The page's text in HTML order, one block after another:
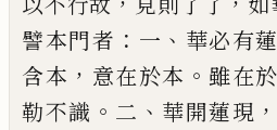
譬本門者 ： 一 、 華必有蓮
含本 ， 意在於本 。雖在
勒不識 。 二 、 華開蓮現 ，